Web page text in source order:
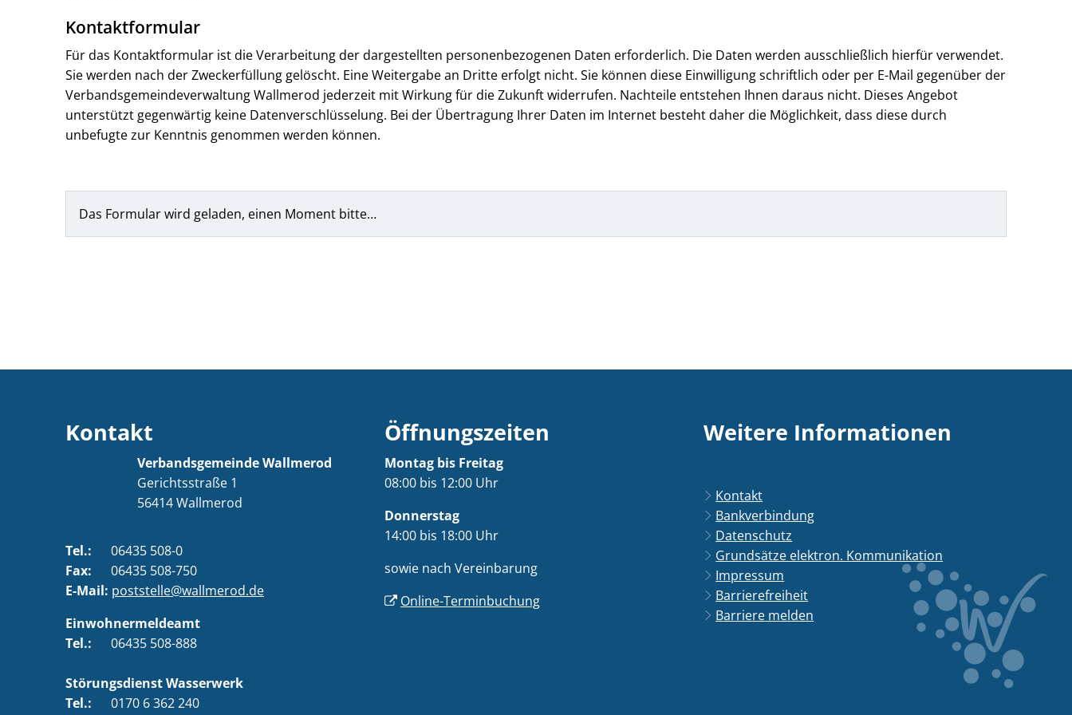
Kontaktformular
Für das Kontaktformular ist die Verarbeitung der dargestellten personenbezogenen Daten erforderlich. Die Daten werden ausschließlich hierfür verwendet.
Sie werden nach der Zweckerfüllung gelöscht. Eine Weitergabe an Dritte erfolgt nicht. Sie können diese Einwilligung schriftlich oder per E-Mail gegenüber der
Verbandsgemeindeverwaltung Wallmerod jederzeit mit Wirkung für die Zukunft widerrufen. Nachteile entstehen Ihnen daraus nicht. Dieses Angebot
unterstützt gegenwärtig keine Datenverschlüsselung. Bei der Übertragung Ihrer Daten im Internet besteht daher die Möglichkeit, dass diese durch
unbefugte zur Kenntnis genommen werden können.
Das Formular wird geladen, einen Moment bitte…
Kontakt
Verbandsgemeinde Wallmerod
Gerichtsstraße 1
56414Wallmerod
Tel.:
06435 508-0
Fax: 06435 508-750
E-Mail: poststelle@wallmerod.de
Einwohnermeldeamt
Tel.: 06435 508-888
Störungsdienst Wasserwerk
Tel.: 0170 6 362 240
Öffnungszeiten
Montag bis Freitag
08:00 bis 12:00 Uhr
Donnerstag
14:00 bis 18:00 Uhr
sowie nach Vereinbarung
Online-Terminbuchung
Weitere Informationen
Kontakt
Bankverbindung
Datenschutz
Grundsätze elektron. Kommunikation
Impressum
Barrierefreiheit
Barriere melden